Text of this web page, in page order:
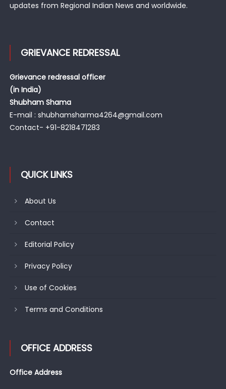
updates from Regional Indian News and worldwide.
GRIEVANCE REDRESSAL
Grievance redressal officer
(in India)
Shubham Shama
E-mail : shubhamsharma4264@gmail.com
Contact- +91-8218471283
QUICK LINKS
About Us
Contact
Editorial Policy
Privacy Policy
Use of Cookies
Terms and Conditions
OFFICE ADDRESS
Office Address